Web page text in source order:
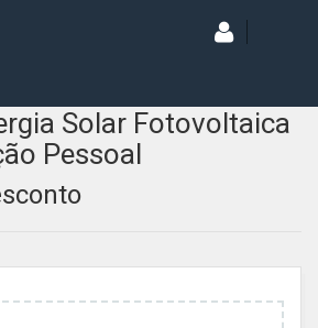
Solar Fotovoltaica
Pessoal